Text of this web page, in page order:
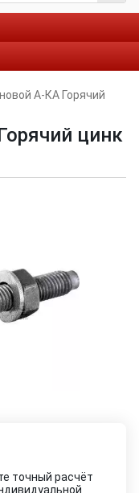
А-КА Горячий
цинк
точный расчёт